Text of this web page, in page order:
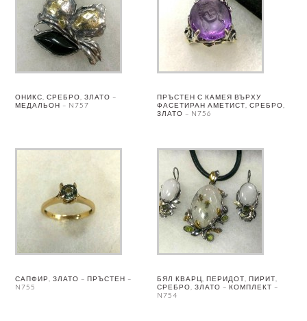
ОНИКС, СРЕБРО, ЗЛАТО –
МЕДАЛЬОН – N757
ПРЪСТЕН С КАМЕЯ ВЪРХУ
ФАСЕТИРАН АМЕТИСТ, СРЕБРО,
ЗЛАТО – N756
САПФИР, ЗЛАТО – ПРЪСТЕН –
N755
БЯЛ КВАРЦ, ПЕРИДОТ, ПИРИТ,
СРЕБРО, ЗЛАТО – КОМПЛЕКТ –
N754